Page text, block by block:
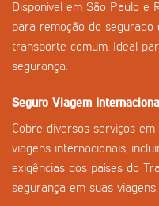
Disponível em São Paulo e
para remoção do
transporte comum. Ideal
segurança.
Seguro Viagem Internacional
Cobre diversos serviços
viagens internacionais,
exigências dos países do
segurança em suas viagens.